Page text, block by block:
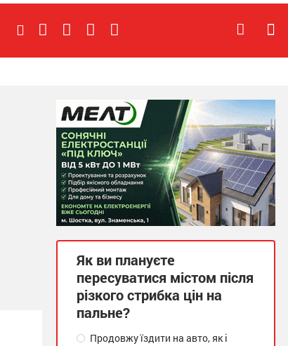
Як ви плануєте
пересуватися містом після
різкого стрибка цін на
пальне?
Продовжу їздити на авто, як і